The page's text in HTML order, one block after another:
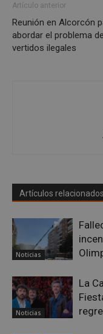
Artículo anterior
Reunión en Alcorcón
abordar el problema
vertidos ilegales
Artículos relacionados
Noticias
Noticias
La
AWSALBCORS